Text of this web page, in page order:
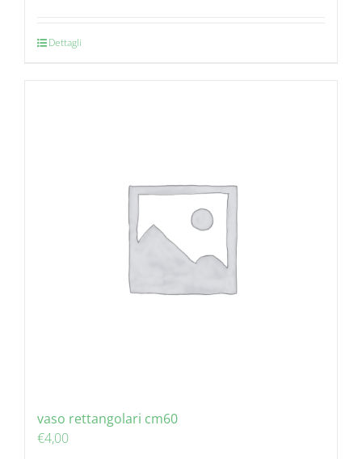
Dettagli
vaso rettangolari cm60
€4,00